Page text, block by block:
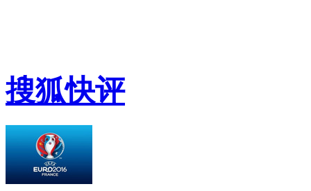
搜狐快评